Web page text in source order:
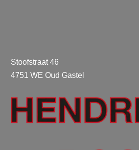
Stoofstraat 46
4751 WE Oud Gastel